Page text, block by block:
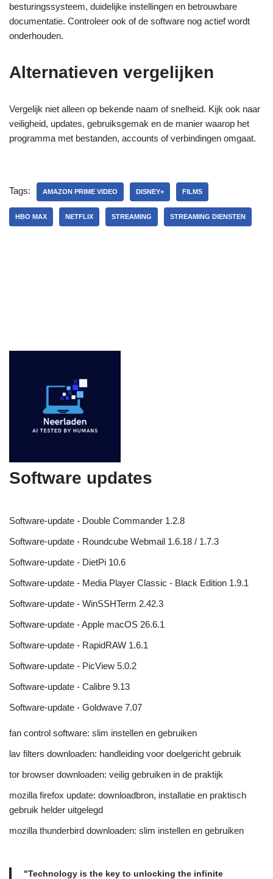
besturingssysteem, duidelijke instellingen en betrouwbare
documentatie. Controleer ook of de software nog actief wordt
onderhouden.
Alternatieven vergelijken
Vergelijk niet alleen op bekende naam of snelheid. Kijk ook naar
veiligheid, updates, gebruiksgemak en de manier waarop het
programma met bestanden, accounts of verbindingen omgaat.
Tags: AMAZON PRIME VIDEO DISNEY+ FILMS
HBO MAX NETFLIX STREAMING STREAMING DIENSTEN
Software updates
Software-update - Double Commander 1.2.8
Software-update - Roundcube Webmail 1.6.18 / 1.7.3
Software-update - DietPi 10.6
Software-update - Media Player Classic - Black Edition 1.9.1
Software-update - WinSSHTerm 2.42.3
Software-update - Apple macOS 26.6.1
Software-update - RapidRAW 1.6.1
Software-update - PicView 5.0.2
Software-update - Calibre 9.13
Software-update - Goldwave 7.07
fan control software: slim instellen en gebruiken
lav filters downloaden: handleiding voor doelgericht gebruik
tor browser downloaden: veilig gebruiken in de praktijk
mozilla firefox update: downloadbron, installatie en praktisch
gebruik helder uitgelegd
mozilla thunderbird downloaden: slim instellen en gebruiken
"Technology is the key to unlocking the infinite